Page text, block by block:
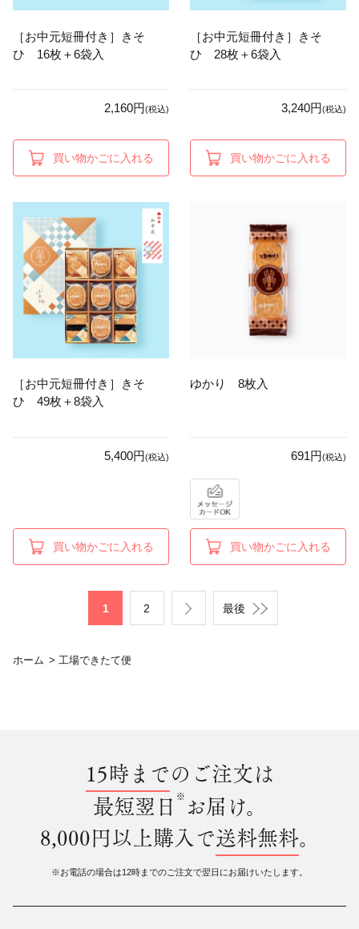
［お中元短冊付き］きそ
ひ 16枚＋6袋入
2,160円(税込)
買い物かごに入れる
［お中元短冊付き］きそ
ひ 28枚＋6袋入
3,240円(税込)
買い物かごに入れる
［お中元短冊付き］きそ
ひ 49枚＋8袋入
5,400円(税込)
買い物かごに入れる
ゆかり 8枚入
691円(税込)
買い物かごに入れる
1 2 最後
ホーム > 工場できたて便
15時までのご注文は
最短翌日 ※ お届け。
8,000円以上購入で送料無料。
※お電話の場合は12時までのご注文で翌日にお届けいたします。